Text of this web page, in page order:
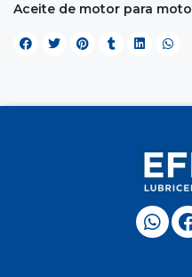
Aceite de motor para moto